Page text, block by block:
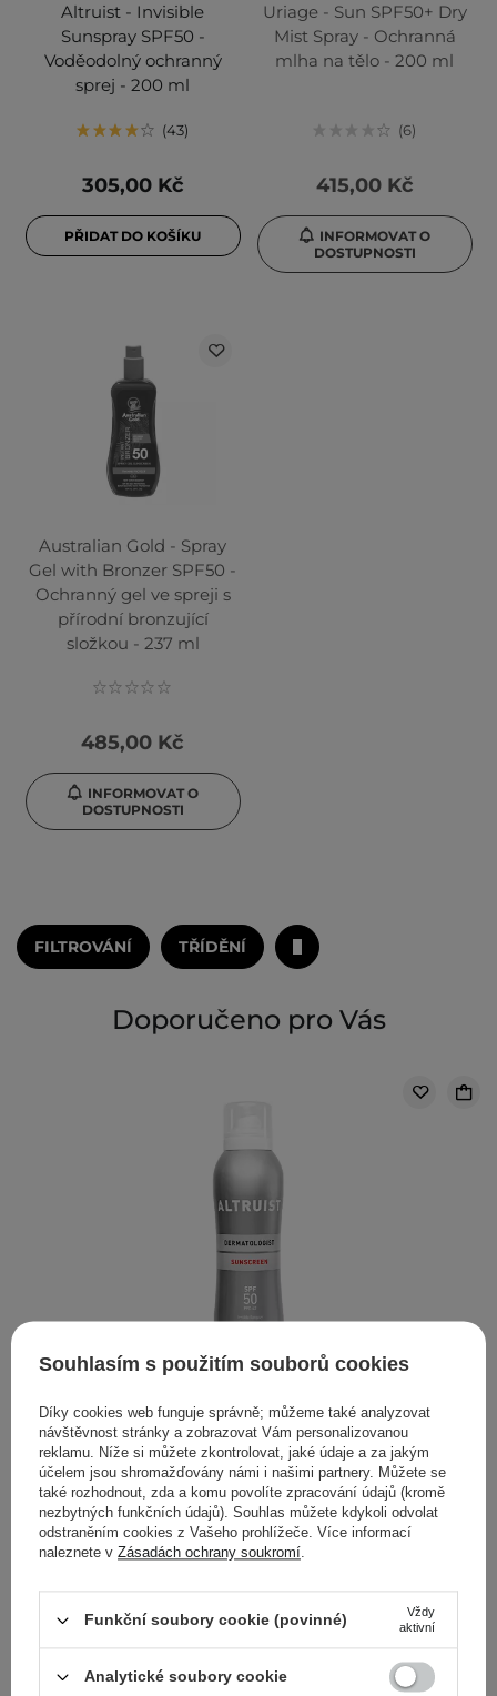
Altruist - Invisible
Sunspray SPF50 -
Voděodolný ochranný
sprej - 200 ml
43
305,00 Kč
PŘIDAT DO KOŠÍKU
Uriage - Sun SPF50+ Dry
Mist Spray - Ochranná
mlha na tělo - 200 ml
6
415,00 Kč
INFORMOVAT O
DOSTUPNOSTI
Australian Gold - Spray
Gel with Bronzer SPF50 -
Ochranný gel ve spreji s
přírodní bronzující
složkou - 237 ml
485,00 Kč
INFORMOVAT O
DOSTUPNOSTI
FILTROVÁNÍ TŘÍDĚNÍ
Doporučeno pro Vás
Altruist - Invisible Sunspray SPF50 - Voděodolný
ochranný sprej - 200 ml
305,00 Kč
Rychlá a snadná ochrana proti slunci
rok, hlavně pak v létě, kdy sluníčko září od rána do večera a
vy trávíte dlouhé hodiny venku. Pokožka, na kterou není
Souhlasím s použitím souborů cookies
Díky cookies web funguje správně; můžeme také analyzovat
návštěvnost stránky a zobrazovat Vám personalizovanou
reklamu. Níže si můžete zkontrolovat, jaké údaje a za jakým
účelem jsou shromažďovány námi i našimi partnery. Můžete se
také rozhodnout, zda a komu povolíte zpracování údajů (kromě
nezbytných funkčních údajů). Souhlas můžete kdykoli odvolat
odstraněním cookies z Vašeho prohlížeče. Více informací
naleznete v Zásadách ochrany soukromí.
Funkční soubory cookie (povinné)
Vždy
aktivní
Analytické soubory cookie